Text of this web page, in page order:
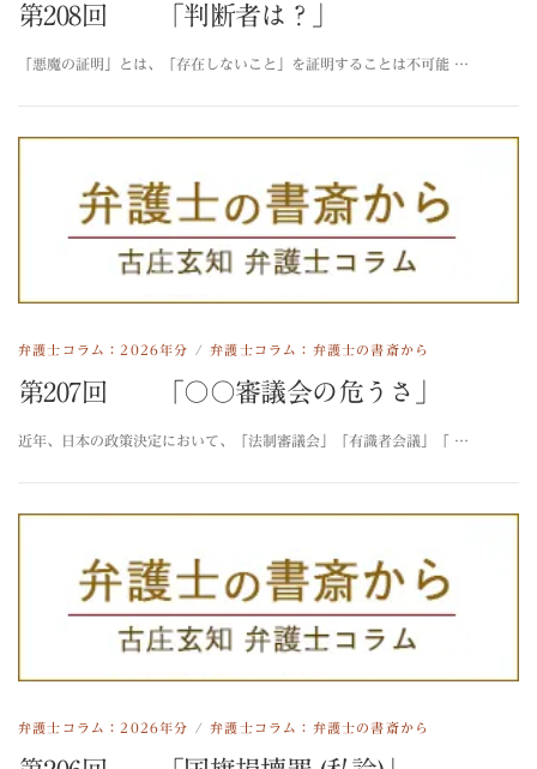
第208回 「判断者は？」
「悪魔の証明」とは、「存在しないこと」を証明することは不可能 …
弁護士コラム：2026年分 /弁護士コラム：弁護士の書斎から
第207回 「〇〇審議会の危うさ」
近年、日本の政策決定において、「法制審議会」「有識者会議」「 …
弁護士コラム：2026年分 /弁護士コラム：弁護士の書斎から